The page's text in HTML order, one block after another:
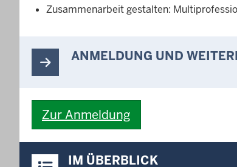
Zusammenarbeit gestalten:
ANMELDUNG UND
Zur Anmeldung
IM ÜBERBLICK